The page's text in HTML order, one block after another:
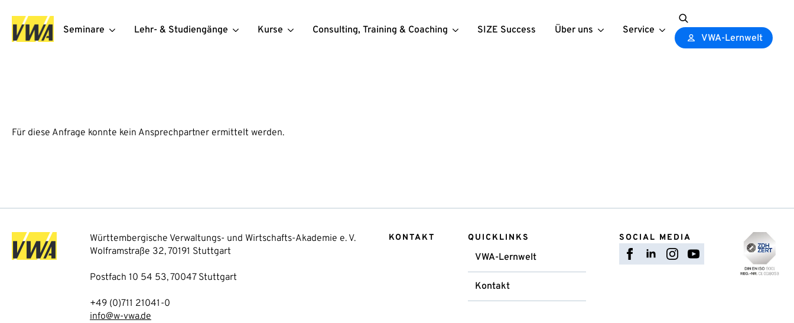
Seminare Lehr- & Studiengänge Kurse Consulting, Training & Coaching SIZE Success Über uns Service
Search
for:
VWA-Lernwelt
Für diese Anfrage konnte kein Ansprechpartner ermittelt werden.
Württembergische Verwaltungs- und Wirtschafts-Akademie e. V.
Wolframstraße 32, 70191 Stuttgart
Postfach 10 54 53, 70047 Stuttgart
+49 (0)711 21041-0
info@w-vwa.de
KONTAKT QUICKLINKS
VWA-Lernwelt
Kontakt
SOCIAL MEDIA